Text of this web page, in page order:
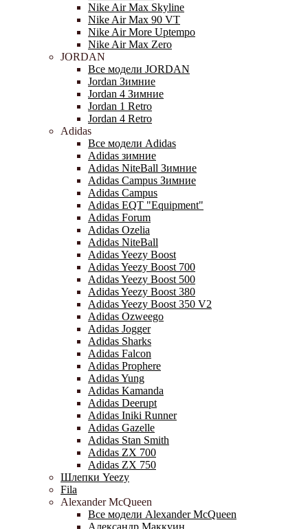
Nike Air Max Skyline
Nike Air Max 90 VT
Nike Air More Uptempo
Nike Air Max Zero
JORDAN
Все модели JORDAN
Jordan Зимние
Jordan 4 Зимние
Jordan 1 Retro
Jordan 4 Retro
Adidas
Все модели Adidas
Adidas зимние
Adidas NiteBall Зимние
Adidas Campus Зимние
Adidas Campus
Adidas EQT "Equipment"
Adidas Forum
Adidas Ozelia
Adidas NiteBall
Adidas Yeezy Boost
Adidas Yeezy Boost 700
Adidas Yeezy Boost 500
Adidas Yeezy Boost 380
Adidas Yeezy Boost 350 V2
Adidas Ozweego
Adidas Jogger
Adidas Sharks
Adidas Falcon
Adidas Prophere
Adidas Yung
Adidas Kamanda
Adidas Deerupt
Adidas Iniki Runner
Adidas Gazelle
Adidas Stan Smith
Adidas ZX 700
Adidas ZX 750
Шлепки Yeezy
Fila
Alexander McQueen
Все модели Alexander McQueen
Александр Маккуин